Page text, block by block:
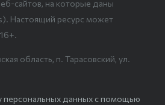
сайтов, на которые даны
Настоящий ресурс может
область, п. Тарасовский, ул.
персональных данных с помощью